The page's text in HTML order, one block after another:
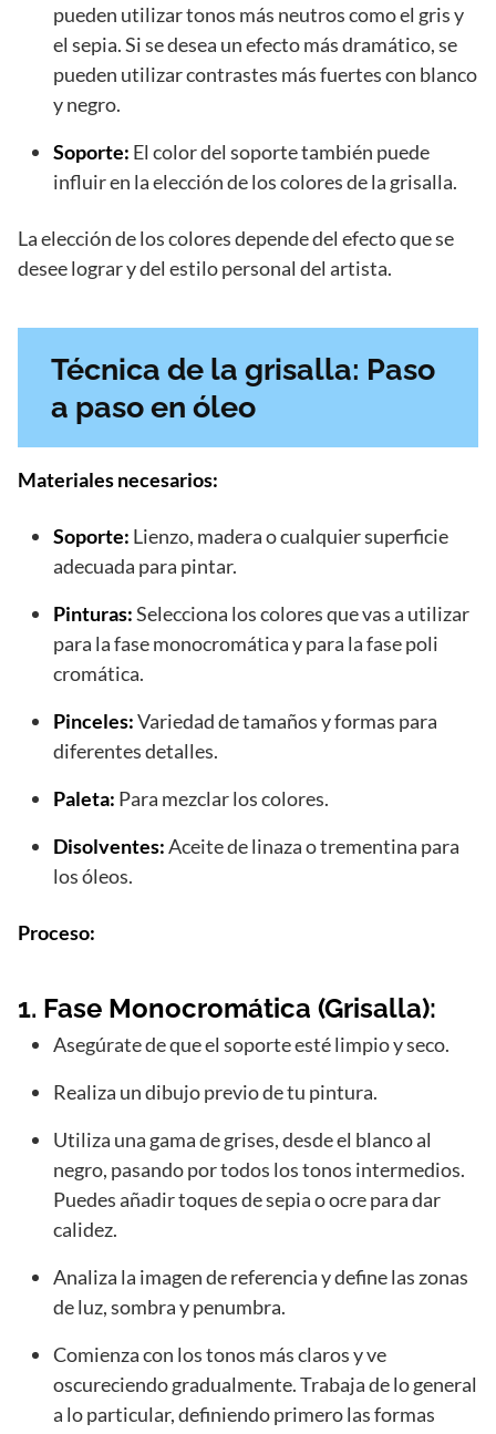
pueden utilizar tonos más neutros como el gris y
el sepia. Si se desea un efecto más dramático, se
pueden utilizar contrastes más fuertes con blanco
y negro.
Soporte: El color del soporte también puede
influir en la elección de los colores de la grisalla.
La elección de los colores depende del efecto que se
desee lograr y del estilo personal del artista.
Técnica de la grisalla: Paso
a paso en óleo
Materiales necesarios:
Soporte: Lienzo, madera o cualquier superficie
adecuada para pintar.
Pinturas:Selecciona los colores que vas a utilizar
para la fase monocromática y para la fase poli
cromática.
Pinceles:Variedad de tamaños y formas para
diferentes detalles.
Paleta: Para mezclar los colores.
Disolventes:Aceite de linaza o trementina para
los óleos.
Proceso:
1. Fase Monocromática (Grisalla):
Asegúrate de que el soporte esté limpio y seco.
Realiza un dibujo previo de tu pintura.
Utiliza una gama de grises, desde el blanco al
negro, pasando por todos los tonos intermedios.
Puedes añadir toques de sepia o ocre para dar
calidez.
Analiza la imagen de referencia y define las zonas
de luz, sombra y penumbra.
Comienza con los tonos más claros y ve
oscureciendo gradualmente. Trabaja de lo general
a lo particular, definiendo primero las formas